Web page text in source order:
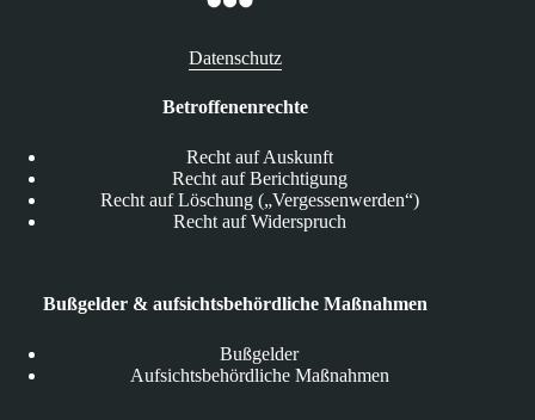
Datenschutz
Betroffenenrechte
Recht auf Auskunft
Recht auf Berichtigung
Recht auf Löschung („Vergessenwerden“)
Recht auf Widerspruch
Bußgelder & aufsichtsbehördliche Maßnahmen
Bußgelder
Aufsichtsbehördliche Maßnahmen